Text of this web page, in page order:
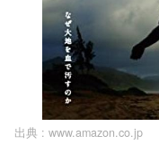
出典 : www.amazon.co.jp